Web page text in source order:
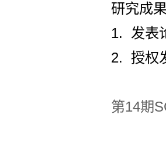
研究成果
1. 发表论
2. 授权发
第14期